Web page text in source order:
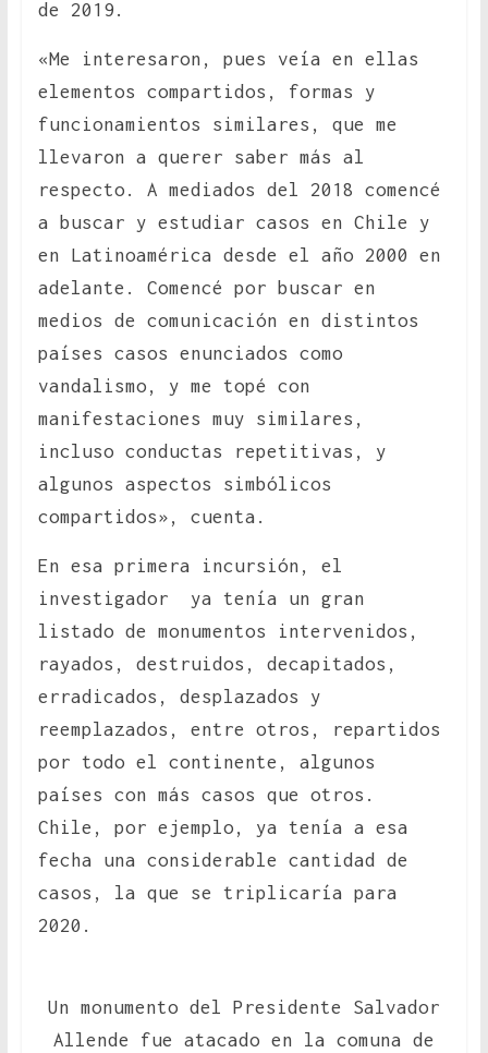
de 2019.
«Me interesaron, pues veía en ellas
elementos compartidos, formas y
funcionamientos similares, que me
llevaron a querer saber más al
respecto. A mediados del 2018 comencé
a buscar y estudiar casos en Chile y
en Latinoamérica desde el año 2000 en
adelante. Comencé por buscar en
medios de comunicación en distintos
países casos enunciados como
vandalismo, y me topé con
manifestaciones muy similares,
incluso conductas repetitivas, y
algunos aspectos simbólicos
compartidos», cuenta.
En esa primera incursión, el
investigador ya tenía un gran
listado de monumentos intervenidos,
rayados, destruidos, decapitados,
erradicados, desplazados y
reemplazados, entre otros, repartidos
por todo el continente, algunos
países con más casos que otros.
Chile, por ejemplo, ya tenía a esa
fecha una considerable cantidad de
casos, la que se triplicaría para
2020.
Un monumento del Presidente Salvador
Allende fue atacado en la comuna de